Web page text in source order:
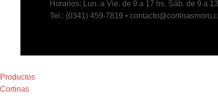
Horarios: Lun. a Vie. de 9 a 17 hs. Sáb. de 9 a
Tel.: (0341) 459-7819 •
Productos
Cortinas